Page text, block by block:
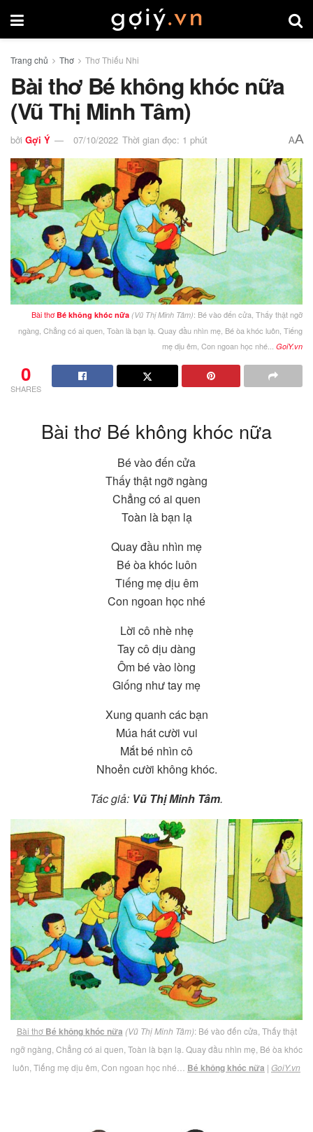
Trang chủ Thơ Thơ Thiếu Nhi
Bài thơ Bé không khóc nữa
(Vũ Thị Minh Tâm)
bởi Gợi Ý 07/10/2022 Thời gian đọc: 1 phút AA
Bài thơBé không khóc nữa (Vũ Thị Minh Tâm): Bé vào đến cửa, Thấy thật ngỡ
ngàng, Chẳng có ai quen, Toàn là bạn lạ. Quay đầu nhìn mẹ, Bé òa khóc luôn, Tiếng
mẹ dịu êm, Con ngoan học nhé... GoiY.vn
0
SHARES
Bài thơ Bé không khóc nữa
Bé vào đến cửa
Thấy thật ngỡ ngàng
Chẳng có ai quen
Toàn là bạn lạ
Quay đầu nhìn mẹ
Bé òa khóc luôn
Tiếng mẹ dịu êm
Con ngoan học nhé
Lời cô nhè nhẹ
Tay cô dịu dàng
Ôm bé vào lòng
Giống như tay mẹ
Xung quanh các bạn
Múa hát cười vui
Mắt bé nhìn cô
Nhoẻn cười không khóc.
Tác giả: Vũ Thị Minh Tâm.
Bài thơ Bé không khóc nữa (Vũ Thị Minh Tâm): Bé vào đến cửa, Thấy thật
ngỡ ngàng, Chẳng có ai quen, Toàn là bạn lạ. Quay đầu nhìn mẹ, Bé òa khóc
luôn, Tiếng mẹ dịu êm, Con ngoan học nhé… Bé không khóc nữa | GoiY.vn